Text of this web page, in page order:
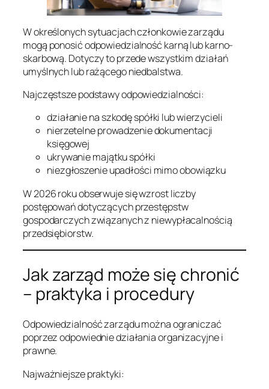
W określonych sytuacjach członkowie zarządu
mogą ponosić odpowiedzialność karną lub karno-
skarbową. Dotyczy to przede wszystkim działań
umyślnych lub rażącego niedbalstwa.
Najczęstsze podstawy odpowiedzialności:
działanie na szkodę spółki lub wierzycieli
nierzetelne prowadzenie dokumentacji
księgowej
ukrywanie majątku spółki
niezgłoszenie upadłości mimo obowiązku
W 2026 roku obserwuje się wzrost liczby
postępowań dotyczących przestępstw
gospodarczych związanych z niewypłacalnością
przedsiębiorstw.
Jak zarząd może się chronić
– praktyka i procedury
Odpowiedzialność zarządu można ograniczać
poprzez odpowiednie działania organizacyjne i
prawne.
Najważniejsze praktyki: